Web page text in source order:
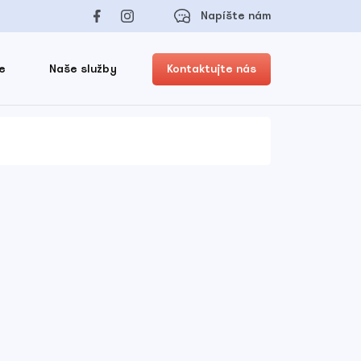
Napíšte nám
Naše služby Kontaktujte nás